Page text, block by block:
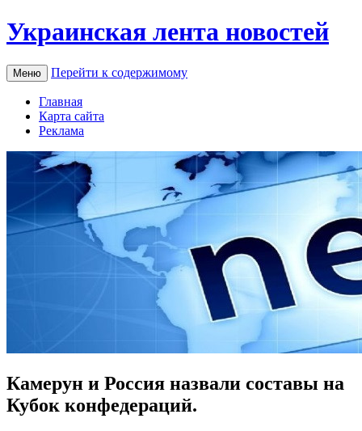
Украинская лента новостей
Меню Перейти к содержимому
Главная
Карта сайта
Реклама
Камерун и Россия назвали составы на
Кубок конфедераций.